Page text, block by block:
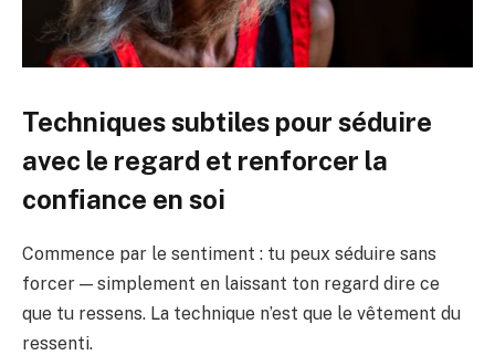
Techniques subtiles pour séduire
avec le regard et renforcer la
confiance en soi
Commence par le sentiment : tu peux séduire sans
forcer — simplement en laissant ton regard dire ce
que tu ressens. La technique n’est que le vêtement du
ressenti.